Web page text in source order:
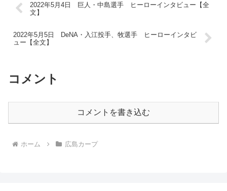
2022年5月4日 巨人・中島選手 ヒーローインタビュー【全
文】
2022年5月5日 DeNA・入江投手、牧選手 ヒーローインタビ
ュー【全文】
コメント
コメントを書き込む
ホーム 広島カープ